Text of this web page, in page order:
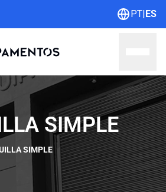
PT|ES
Home
Sobre nosotros
SIMPLE
SIMPLE